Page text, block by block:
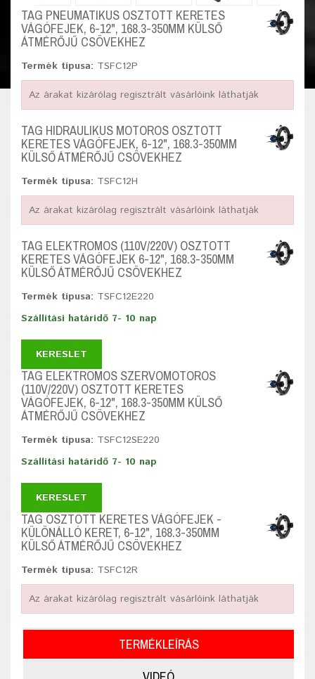
TAG PNEUMATIKUS OSZTOTT KERETES
VÁGÓFEJEK, 6-12", 168.3-350MM KÜLSŐ
ÁTMÉRŐJŰ CSÖVEKHEZ
Termék típusa: TSFC12P
Az árakat kizárólag regisztrált vásárlóink láthatják
TAG HIDRAULIKUS MOTOROS OSZTOTT
KERETES VÁGÓFEJEK, 6-12", 168.3-350MM
KÜLSŐ ÁTMÉRŐJŰ CSÖVEKHEZ
Termék típusa: TSFC12H
Az árakat kizárólag regisztrált vásárlóink láthatják
TAG ELEKTROMOS (110V/220V) OSZTOTT
KERETES VÁGÓFEJEK 6-12", 168.3-350MM
KÜLSŐ ÁTMÉRŐJŰ CSÖVEKHEZ
Termék típusa: TSFC12E220
Szállítási határidő 7- 10 nap
KERESLET
TAG ELEKTROMOS SZERVOMOTOROS
(110V/220V) OSZTOTT KERETES
VÁGÓFEJEK, 6-12", 168.3-350MM KÜLSŐ
ÁTMÉRŐJŰ CSÖVEKHEZ
Termék típusa: TSFC12SE220
Szállítási határidő 7- 10 nap
KERESLET
TAG OSZTOTT KERETES VÁGÓFEJEK -
KÜLÖNÁLLÓ KERET, 6-12", 168.3-350MM
KÜLSŐ ÁTMÉRŐJŰ CSÖVEKHEZ
Termék típusa: TSFC12R
Az árakat kizárólag regisztrált vásárlóink láthatják
TERMÉKLEÍRÁS